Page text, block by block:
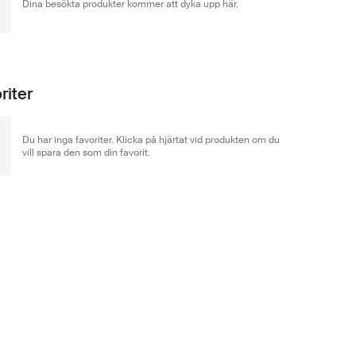
Dina besökta produkter kommer att dyka upp här.
Du har inga favoriter. Klicka på hjärtat vid produkten om du
vill spara den som din favorit.